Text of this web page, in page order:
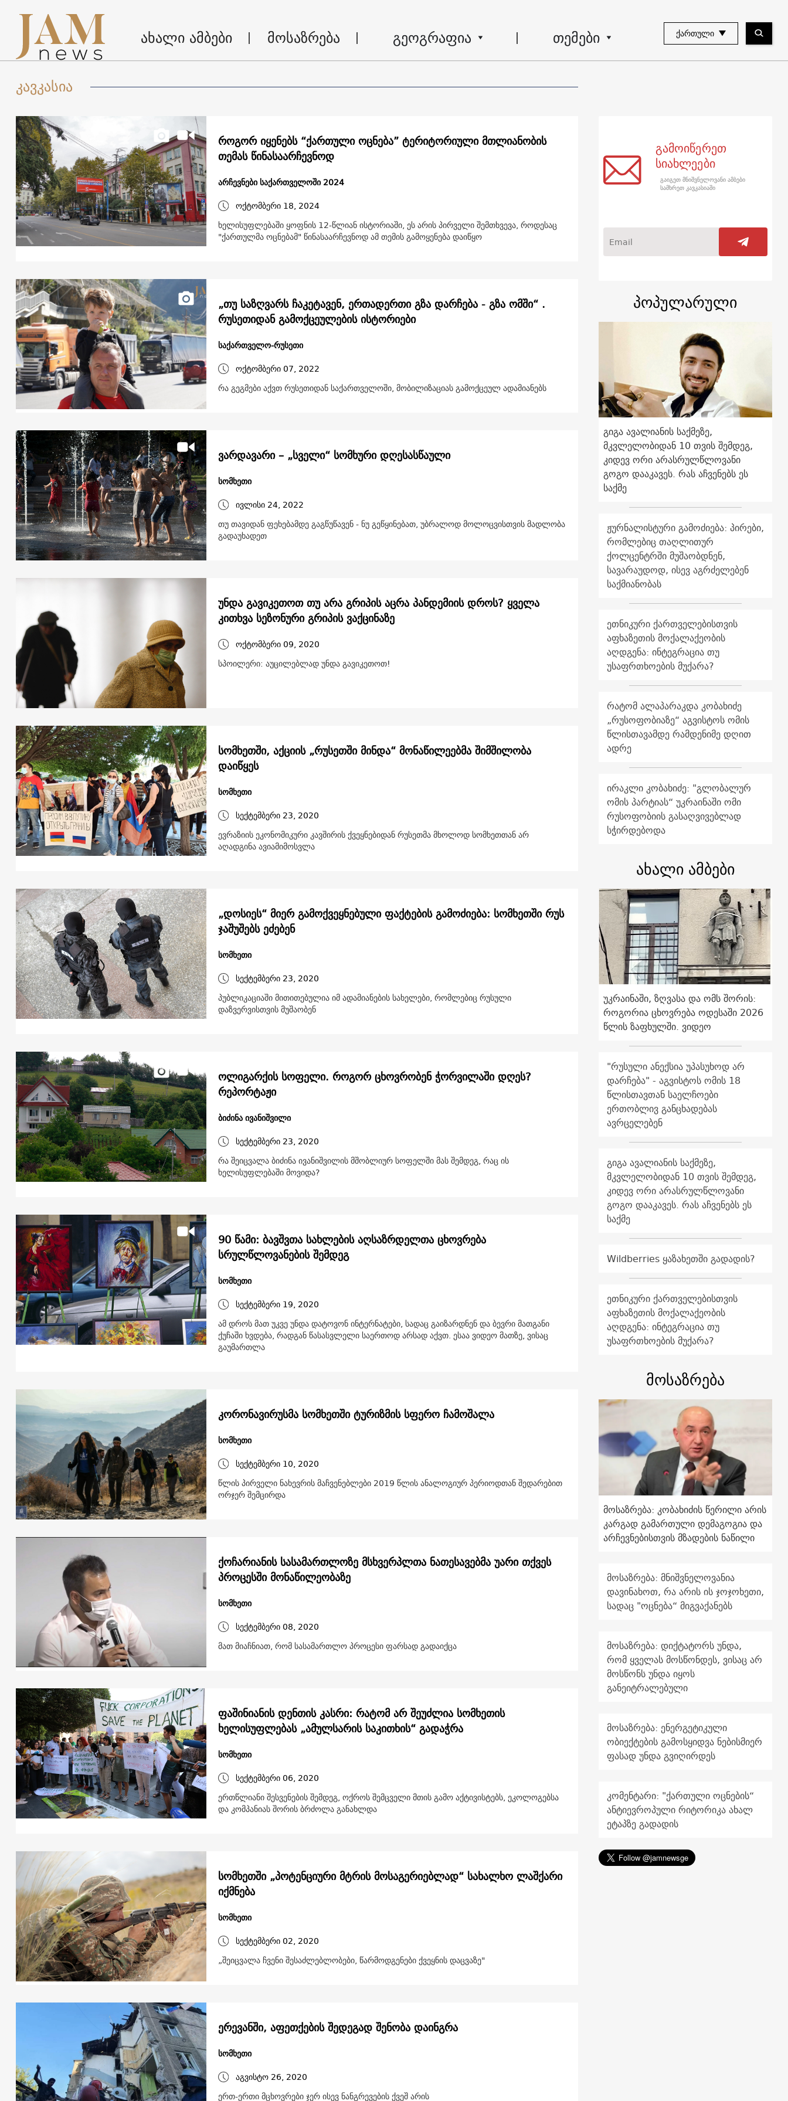
ახალი ამბები მოსაზრება გეოგრაფია თემები ᲥᲐᲠᲗᲣᲚᲘ
კავკასია
როგორ იყენებს “ქართული ოცნება” ტერიტორიული მთლიანობის
თემას წინასაარჩევნოდ
არჩევნები საქართველოში 2024
ოქტომბერი 18, 2024
ხელისუფლებაში ყოფნის 12-წლიან ისტორიაში, ეს არის პირველი შემთხვევა, როდესაც
"ქართულმა ოცნებამ" წინასაარჩევნოდ ამ თემის გამოყენება დაიწყო
„თუ საზღვარს ჩაკეტავენ, ერთადერთი გზა დარჩება - გზა ომში“ .
რუსეთიდან გამოქცეულების ისტორიები
საქართველო-რუსეთი
ოქტომბერი 07, 2022
რა გეგმები აქვთ რუსეთიდან საქართველოში, მობილიზაციას გამოქცეულ ადამიანებს
ვარდავარი – „სველი“ სომხური დღესასწაული
სომხეთი
ივლისი 24, 2022
თუ თავიდან ფეხებამდე გაგწუწავენ - ნუ გეწყინებათ, უბრალოდ მოლოცვისთვის მადლობა
გადაუხადეთ
უნდა გავიკეთოთ თუ არა გრიპის აცრა პანდემიის დროს? ყველა
კითხვა სეზონური გრიპის ვაქცინაზე
ოქტომბერი 09, 2020
სპოილერი: აუცილებლად უნდა გავიკეთოთ!
სომხეთში, აქციის „რუსეთში მინდა“ მონაწილეებმა შიმშილობა
დაიწყეს
სომხეთი
სექტემბერი 23, 2020
ევრაზიის ეკონომიკური კავშირის ქვეყნებიდან რუსეთმა მხოლოდ სომხეთთან არ
აღადგინა ავიამიმოსვლა
„დოსიეს“ მიერ გამოქვეყნებული ფაქტების გამოძიება: სომხეთში რუს
ჯაშუშებს ეძებენ
სომხეთი
სექტემბერი 23, 2020
პუბლიკაციაში მითითებულია იმ ადამიანების სახელები, რომლებიც რუსული
დაზვერვისთვის მუშაობენ
ოლიგარქის სოფელი. როგორ ცხოვრობენ ჭორვილაში დღეს?
რეპორტაჟი
ბიძინა ივანიშვილი
სექტემბერი 23, 2020
რა შეიცვალა ბიძინა ივანიშვილის მშობლიურ სოფელში მას შემდეგ, რაც ის
ხელისუფლებაში მოვიდა?
90 წამი: ბავშვთა სახლების აღსაზრდელთა ცხოვრება
სრულწლოვანების შემდეგ
სომხეთი
სექტემბერი 19, 2020
ამ დროს მათ უკვე უნდა დატოვონ ინტერნატები, სადაც გაიზარდნენ და ბევრი მათგანი
ქუჩაში ხვდება, რადგან წასასვლელი საერთოდ არსად აქვთ. ესაა ვიდეო მათზე, ვისაც
გაუმართლა
კორონავირუსმა სომხეთში ტურიზმის სფერო ჩამოშალა
სომხეთი
სექტემბერი 10, 2020
წლის პირველი ნახევრის მაჩვენებლები 2019 წლის ანალოგიურ პერიოდთან შედარებით
ორჯერ შემცირდა
ქოჩარიანის სასამართლოზე მსხვერპლთა ნათესავებმა უარი თქვეს
პროცესში მონაწილეობაზე
სომხეთი
სექტემბერი 08, 2020
მათ მიაჩნიათ, რომ სასამართლო პროცესი ფარსად გადაიქცა
ფაშინიანის დენთის კასრი: რატომ არ შეუძლია სომხეთის
ხელისუფლებას „ამულსარის საკითხის“ გადაჭრა
სომხეთი
სექტემბერი 06, 2020
ერთწლიანი შესვენების შემდეგ, ოქროს შემცველი მთის გამო აქტივისტებს, ეკოლოგებსა
და კომპანიას შორის ბრძოლა განახლდა
სომხეთში „პოტენციური მტრის მოსაგერიებლად“ სახალხო ლაშქარი
იქმნება
სომხეთი
სექტემბერი 02, 2020
„შეიცვალა ჩვენი შესაძლებლობები, წარმოდგენები ქვეყნის დაცვაზე"
ერევანში, აფეთქების შედეგად შენობა დაინგრა
სომხეთი
აგვისტო 26, 2020
ერთ-ერთი მცხოვრები ჯერ ისევ ნანგრევების ქვეშ არის
გამოიწერეთ
სიახლეები
გაიგეთ მნიშვნელოვანი ამბები
სამხრეთ კავკასიაში
პოპულარული
გიგა ავალიანის საქმეზე,
მკვლელობიდან 10 თვის შემდეგ,
კიდევ ორი არასრულწლოვანი
გოგო დააკავეს. რას აჩვენებს ეს
საქმე
ჟურნალისტური გამოძიება: პირები,
რომლებიც თაღლითურ
ქოლცენტრში მუშაობდნენ,
სავარაუდოდ, ისევ აგრძელებენ
საქმიანობას
ეთნიკური ქართველებისთვის
აფხაზეთის მოქალაქეობის
აღდგენა: ინტეგრაცია თუ
უსაფრთხოების მუქარა?
რატომ ალაპარაკდა კობახიძე
„რუსოფობიაზე“ აგვისტოს ომის
წლისთავამდე რამდენიმე დღით
ადრე
ირაკლი კობახიძე: "გლობალურ
ომის პარტიას“ უკრაინაში ომი
რუსოფობიის გასაღვივებლად
სჭირდებოდა
ახალი ამბები
უკრაინაში, ზღვასა და ომს შორის:
როგორია ცხოვრება ოდესაში 2026
წლის ზაფხულში. ვიდეო
"რუსული ანექსია უპასუხოდ არ
დარჩება" - აგვისტოს ომის 18
წლისთავთან საელჩოები
ერთობლივ განცხადებას
ავრცელებენ
გიგა ავალიანის საქმეზე,
მკვლელობიდან 10 თვის შემდეგ,
კიდევ ორი არასრულწლოვანი
გოგო დააკავეს. რას აჩვენებს ეს
საქმე
Wildberries ყაზახეთში გადადის?
ეთნიკური ქართველებისთვის
აფხაზეთის მოქალაქეობის
აღდგენა: ინტეგრაცია თუ
უსაფრთხოების მუქარა?
მოსაზრება
მოსაზრება: კობახიძის წერილი არის
კარგად გამართული დემაგოგია და
არჩევნებისთვის მზადების ნაწილი
მოსაზრება: მნიშვნელოვანია
დავინახოთ, რა არის ის ჯოჯოხეთი,
სადაც "ოცნება“ მიგვაქანებს
მოსაზრება: დიქტატორს უნდა,
რომ ყველას მოსწონდეს, ვისაც არ
მოსწონს უნდა იყოს
განეიტრალებული
მოსაზრება: ენერგეტიკული
ობიექტების გამოსყიდვა ნებისმიერ
ფასად უნდა გვიღირდეს
კომენტარი: "ქართული ოცნების“
ანტიევროპული რიტორიკა ახალ
ეტაპზე გადადის